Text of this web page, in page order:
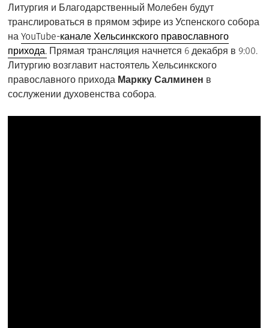
Литургия и Благодарственный Молебен будут
транслироваться в прямом эфире из Успенского собора
наYouTube-канале Хельсинкского православного
прихода. Прямая трансляция начнется 6 декабря в 9:00.
Литургию возглавит настоятель Хельсинкского
православного прихода Маркку Салминен в
сослужении духовенства собора.